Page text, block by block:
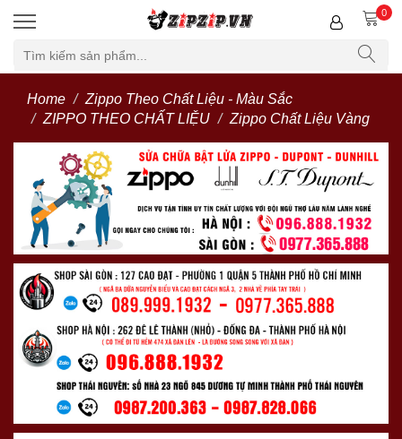
0
Home
Zippo Theo Chất Liệu - Màu Sắc
ZIPPO THEO CHẤT LIỆU
Zippo Chất Liệu Vàng